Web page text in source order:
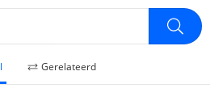
Gerelateerd